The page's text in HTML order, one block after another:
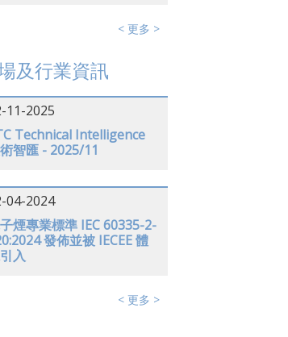
< 更多 >
及行業資訊
11-2025
Technical Intelligence
智匯 - 2025/11
04-2024
煙專業標準 IEC 60335-2-
發佈並被 IECEE 體
入
< 更多 >